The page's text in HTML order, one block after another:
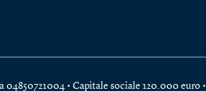
• Capitale sociale 120.000 euro •